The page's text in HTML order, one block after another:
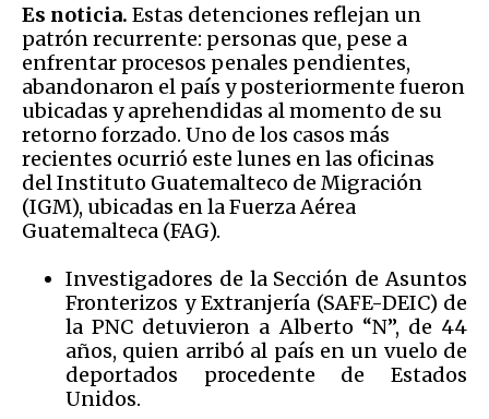
Es noticia. Estas detenciones reflejan un
patrón recurrente: personas que, pese a
enfrentar procesos penales pendientes,
abandonaron el país y posteriormente fueron
ubicadas y aprehendidas al momento de su
retorno forzado. Uno de los casos más
recientes ocurrió este lunes en las oficinas
del Instituto Guatemalteco de Migración
(IGM), ubicadas en la Fuerza Aérea
Guatemalteca (FAG).
Investigadores de la Sección de Asuntos
Fronterizos y Extranjería (SAFE-DEIC) de
la PNC detuvieron a Alberto “N”, de 44
años, quien arribó al país en un vuelo de
deportados procedente de Estados
Unidos.